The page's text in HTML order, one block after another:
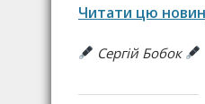
Читати цю
Сергій Бобок